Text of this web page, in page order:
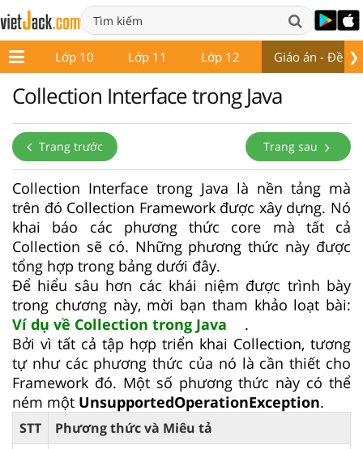
❯
9 Lớp 10 Lớp 11 Lớp 12 Giáo án - Đề thi
Collection Interface trong Java
Trang trước Trang sau
Collection Interface trong Java là nền tảng mà
trên đó Collection Framework được xây dựng. Nó
khai báo các phương thức core mà tất cả
Collection sẽ có. Những phương thức này được
tổng hợp trong bảng dưới đây.
Để hiểu sâu hơn các khái niệm được trình bày
trong chương này, mời bạn tham khảo loạt bài:
Ví dụ về Collection trong Java
.
Bởi vì tất cả tập hợp triển khai Collection, tương
tự như các phương thức của nó là cần thiết cho
Framework đó. Một số phương thức này có thể
ném một UnsupportedOperationException.
STT
Phương thức và Miêu tả